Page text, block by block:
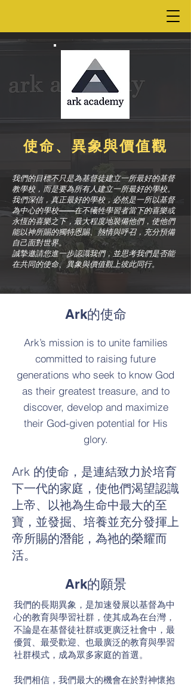
使命、異象與價值觀
我們的目標不只是為基督徒建立一所最好的基督
教學校，而是要為所有人建立一所最好的學校。
我們深信，真正最好的學校，必然是一所以基督
為中心的學校——在不犧牲學習者當下的喜樂或
永恆的喜樂之下，最大程度地裝備他們，使他們
能以神所賜的獨特恩賜、熱情與呼召，充分預備
自己面對世界。
誠摯邀請您進一步認識我們，並思考我們是否能
在共同的使命、異象與價值觀上彼此同行。
Ark的使命
Ark’s mission is to unite families
committed to raising future
generations who seek to know God
as their greatest treasure, and to
discover, develop and maximize
their God-given potential for His
glory.
Ark 的使命，是連結致力於培育
下一代的家庭，使他們渴望認識
上帝、以祂為生命中最大的至
寶，並發掘、培養並充分發揮上
帝所賜的潛能，為祂的榮耀而
活。
Ark的願景
我們的長期異象，是加速發展以基督為中
心的教育與學習社群，使其成為在台灣，
不論是在基督徒社群或更廣泛社會中，最
優質、最受歡迎、也最廣泛的教育與學習
社群模式，成為眾多家庭的首選。
我們相信，我們最大的機會在於對神懷抱